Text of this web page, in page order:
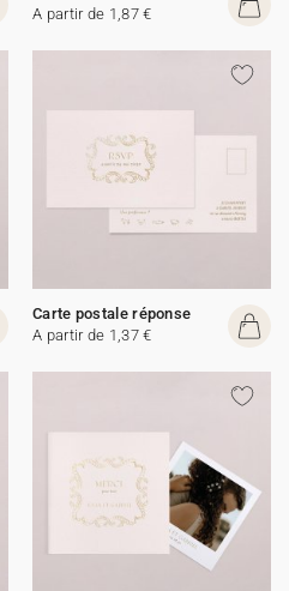
A partir de 1,87 €
Carte postale réponse
A partir de 1,37 €